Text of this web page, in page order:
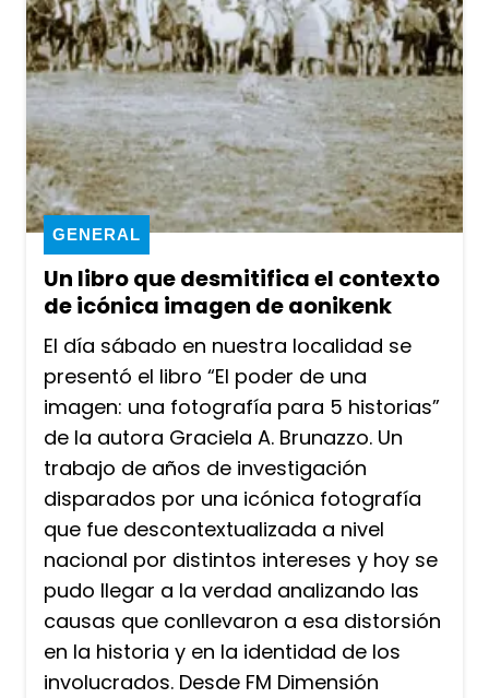
Un libro que desmitifica el contexto
de icónica imagen de aonikenk
GENERAL
El día sábado en nuestra localidad se
presentó el libro “El poder de una
imagen: una fotografía para 5 historias”
de la autora Graciela A. Brunazzo. Un
trabajo de años de investigación
disparados por una icónica fotografía
que fue descontextualizada a nivel
nacional por distintos intereses y hoy se
pudo llegar a la verdad analizando las
causas que conllevaron a esa distorsión
en la historia y en la identidad de los
involucrados. Desde FM Dimensión